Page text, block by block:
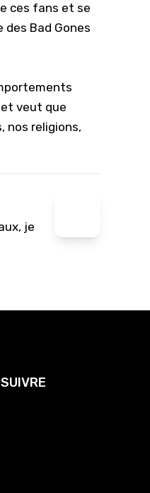
ces fans et se
Bad Gones
veut que
nos religions,
je